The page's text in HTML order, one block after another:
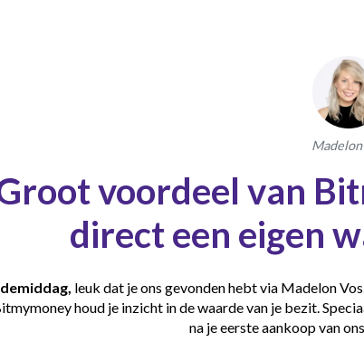
Madelon
voordeel van
direct een eigen
leuk dat je ons gevonden hebt via Madelon
houd je inzicht in de waarde van je bezit.
na je eerste aankoop van